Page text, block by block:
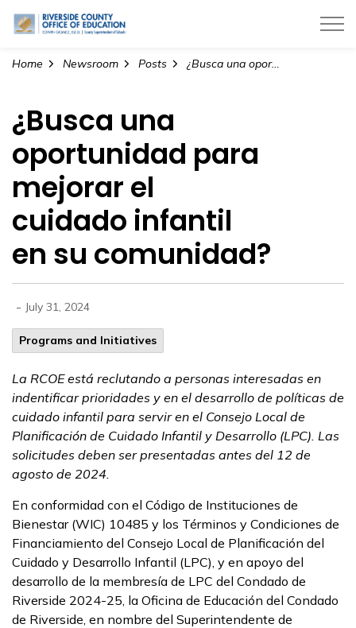
Riverside County Office of Education
Home Newsroom Posts ¿Busca una oportunidad para mejorar el cuidado infantil en su comunidad?
¿Busca una
oportunidad para
mejorar el
cuidado infantil
en su comunidad?
- July 31, 2024
Programs and Initiatives
La RCOE está reclutando a personas interesadas en
indentificar prioridades y en el desarrollo de políticas de
cuidado infantil para servir en el Consejo Local de
Planificación de Cuidado Infantil y Desarrollo (LPC). Las
solicitudes deben ser presentadas antes del 12 de
agosto de 2024.
En conformidad con el Código de Instituciones de
Bienestar (WIC) 10485 y los Términos y Condiciones de
Financiamiento del Consejo Local de Planificación del
Cuidado y Desarrollo Infantil (LPC), y en apoyo del
desarrollo de la membresía de LPC del Condado de
Riverside 2024-25, la Oficina de Educación del Condado
de Riverside, en nombre del Superintendente de